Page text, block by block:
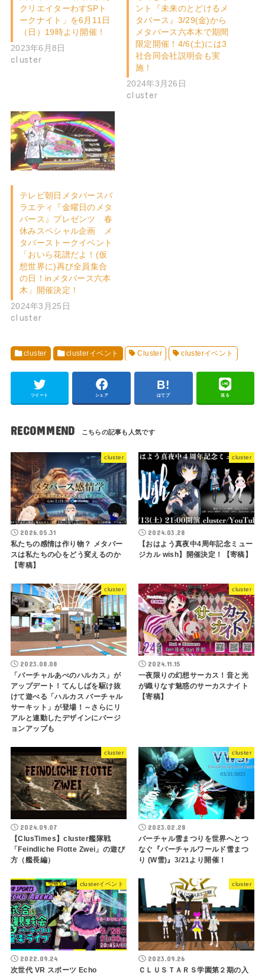
クリエイターわすSPト
ークナイト」を6月11日
（日）19時より開催！
2023年6月8日
cluster
ント『未来のとどけるメ
タバース』3/29(金)から
メタバース六本木で期間
限定開催！4/6(土)には3
社合同会社説明会も実
施！
2024年3月26日
cluster
テレビ朝日メタバースバ
ラエティ『金曜日のメタ
バース』プレゼンツ 春
休みスペシャル企画 メ
タバーストークイベント
「おいら花譜だよ！(仮
想世界に)再び全員集合
の日！inメタバース六本
木」開催決定！
2024年3月25日
cluster
cluster clusterイベント Cluster clusterイベント
ツイート シェア はてブ 送る
RECOMMEND
cluster
2026.05.31
私たちの感情は作り物？ メタバー
スは私たちの心をどう変えるのか
【寄稿】
cluster
2024.03.28
【おはよう真夜中4周年記念ミュー
ジカル wish】開催決定！【寄稿】
cluster
2023.08.08
「バーチャルあべのハルカス」が
アップデート！てんしばを駆け抜
けて遊べる「ハルカス バーチャル
サーキット」が登場！～さらにリ
アルと連動したデザインにバージ
ョンアップも
cluster
2024.11.15
一夜限りの幻想サーカス！音と光
が織りなす魅惑のサーカスナイト
【寄稿】
cluster
2024.09.07
【ClusTimes】cluster艦隊戦
「Feindliche Flotte Zwei」の遊び
方（艦長編）
cluster
2023.02.28
バーチャル雪まつりを世界へとつ
なぐ『バーチャルワールド雪まつ
り (W雪)』3/21より開催！
clusterイベント
2022.09.24
次世代 VR スポーツ Echo
cluster
2023.09.26
ＣＬＵＳＴＡＲＳ学園第２期の入